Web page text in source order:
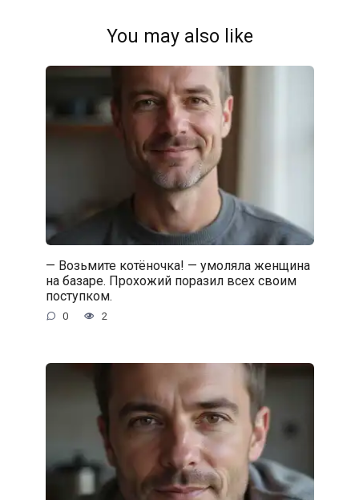
You may also like
— Возьмите котёночка! — умоляла женщина
на базаре. Прохожий поразил всех своим
поступком.
0 2